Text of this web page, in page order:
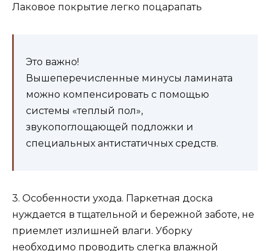
Лаковое покрытие легко поцарапать
Это важно!
Вышеперечисленные минусы ламината
можно компенсировать с помощью
системы «теплый пол»,
звукопоглощающей подложки и
специальных антистатичных средств.
3. Особенности ухода. Паркетная доска
нуждается в тщательной и бережной заботе, не
приемлет излишней влаги. Уборку
необходимо проводить слегка влажной